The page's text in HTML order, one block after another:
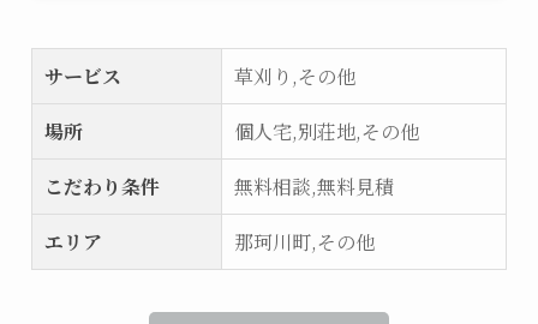
サービス
草刈り,その他
場所
個人宅,別荘地,その他
こだわり条件
無料相談,無料見積
エリア
那珂川町,その他